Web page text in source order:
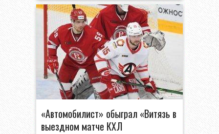
«Автомобилист» обыграл «Витязь в
выездном матче КХЛ